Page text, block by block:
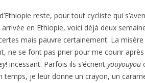
reste, pour tout cycliste qui
en Ethiopie, voici déjà deux
mais pauvre certainement. La
ne se font pas prier pour me courir
! incessant. Parfois ils s’écrient youyouyou
temps, je leur donne un crayon, un